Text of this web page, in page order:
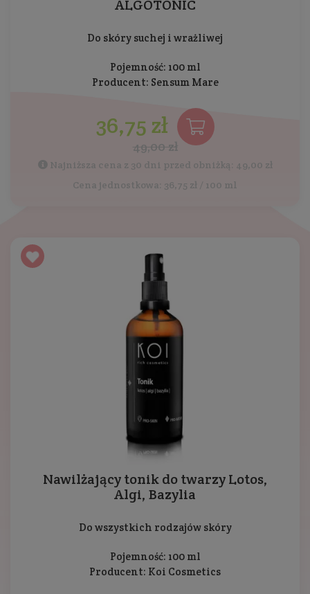
ALGOTONIC
Do skóry suchej i wrażliwej
Pojemność: 100 ml
Producent: Sensum Mare
36,75 zł
49,00 zł
Najniższa cena z 30 dni przed obniżką: 49,00 zł
Cena jednostkowa: 36,75 zł / 100 ml
Nawilżający tonik do twarzy Lotos,
Algi, Bazylia
Do wszystkich rodzajów skóry
Pojemność: 100 ml
Producent: Koi Cosmetics